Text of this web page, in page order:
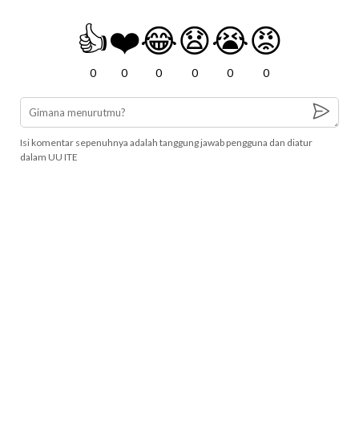
👍
0
❤️
0
😂
0
😧
0
😭
0
😡
0
Isi komentar sepenuhnya adalah tanggung jawab pengguna dan diatur
dalam UU ITE